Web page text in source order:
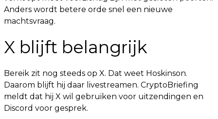
Anders wordt betere orde snel een nieuwe
machtsvraag.
X blijft belangrijk
Bereik zit nog steeds op X. Dat weet Hoskinson.
Daarom blijft hij daar livestreamen. CryptoBriefing
meldt dat hij X wil gebruiken voor uitzendingen en
Discord voor gesprek.